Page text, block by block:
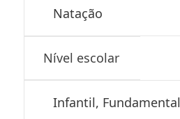
Natação
Nível escolar
Infantil, Fundamental